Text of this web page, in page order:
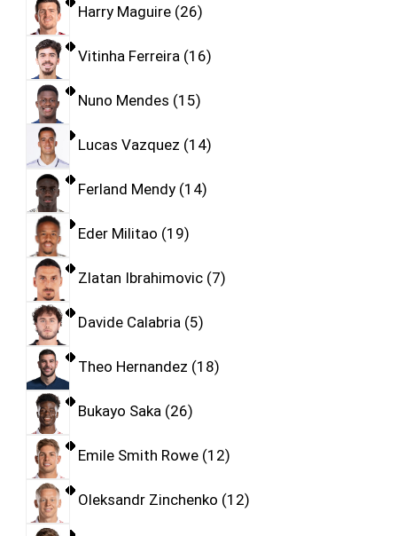
Harry Maguire 26
Vitinha Ferreira 16
Nuno Mendes 15
Lucas Vazquez 14
Ferland Mendy 14
Eder Militao 19
Zlatan Ibrahimovic 7
Davide Calabria 5
Theo Hernandez 18
Bukayo Saka 26
Emile Smith Rowe 12
Oleksandr Zinchenko 12